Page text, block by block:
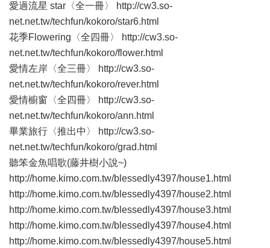
愛過流星 star〈全一冊〉 http://cw3.so-
net.net.tw/techfun/kokoro/star6.html
花季Flowering〈全四冊〉 http://cw3.so-
net.net.tw/techfun/kokoro/flower.html
愛情左岸〈全三冊〉 http://cw3.so-
net.net.tw/techfun/kokoro/rever.html
愛情櫥窗〈全四冊〉 http://cw3.so-
net.net.tw/techfun/kokoro/ann.html
畢業旅行〈推出中〉 http://cw3.so-
net.net.tw/techfun/kokoro/grad.html
聽笨金魚唱歌(藤井樹小說~)
http://home.kimo.com.tw/blessedly4397/house1.html
http://home.kimo.com.tw/blessedly4397/house2.html
http://home.kimo.com.tw/blessedly4397/house3.html
http://home.kimo.com.tw/blessedly4397/house4.html
http://home.kimo.com.tw/blessedly4397/house5.html